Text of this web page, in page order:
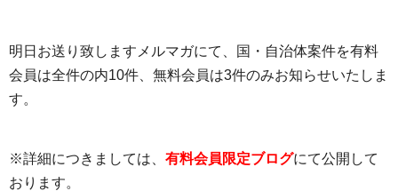
明日お送り致しますメルマガにて、国・自治体案件を有料
会員は全件の内10件、無料会員は3件のみお知らせいたしま
す。
※詳細につきましては、 有料会員限定ブログにて公開して
おります。